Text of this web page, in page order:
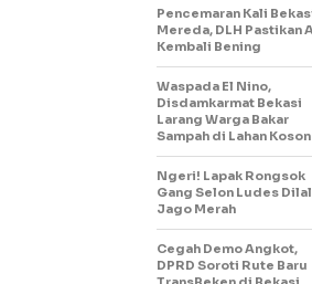
Pencemaran Kali
Mereda, DLH Pastikan
Kembali Bening
Waspada El Nino,
Disdamkarmat Bekasi
Larang Warga Bakar
Sampah di Lahan
Ngeri! Lapak Rongsok
Gang Selon Ludes
Jago Merah
Cegah Demo Angkot,
DPRD Soroti Rute Baru